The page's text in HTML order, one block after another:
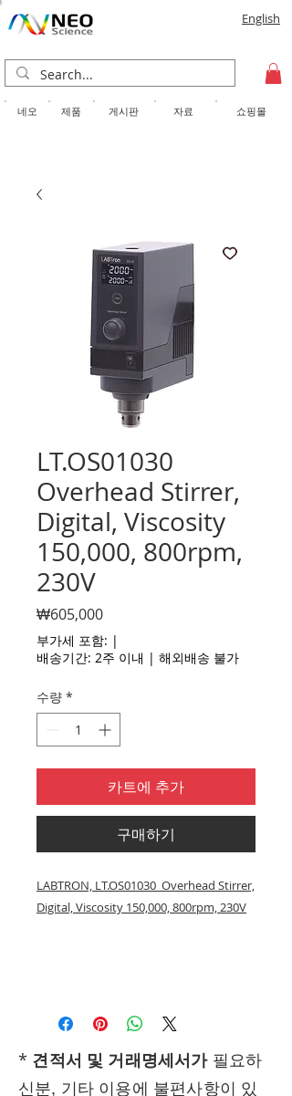
English
​네오 제품 게시판 자료 쇼핑몰
LT.OS01030
Overhead Stirrer,
Digital, Viscosity
150,000, 800rpm,
230V
₩605,000가
격
부가세 포함: |
배송기간: 2주 이내 | 해외배송 불가
수량 *
카트에 추가
구매하기
LABTRON, LT.OS01030 Overhead Stirrer,
Digital, Viscosity 150,000, 800rpm, 230V
* 견적서 및 거래명세서가필요하
신분, 기타 이용에 불편사항이 있